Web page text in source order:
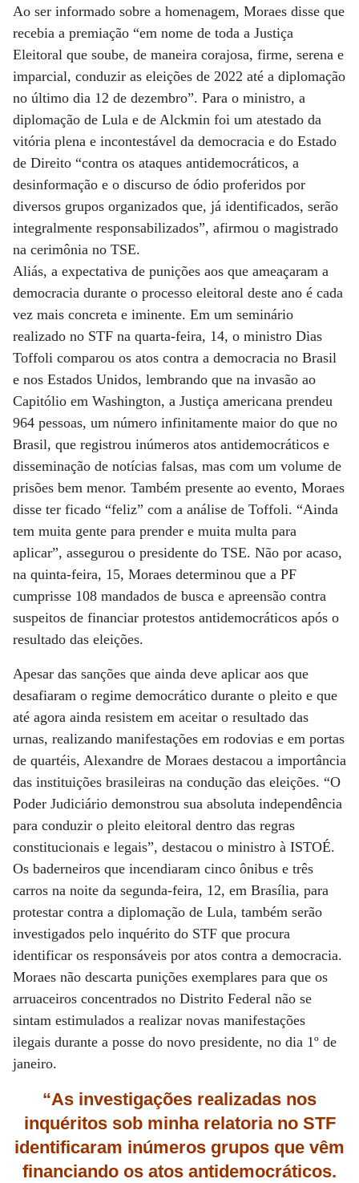
Ao ser informado sobre a homenagem, Moraes disse que
recebia a premiação “em nome de toda a Justiça
Eleitoral que soube, de maneira corajosa, firme, serena e
imparcial, conduzir as eleições de 2022 até a diplomação
no último dia 12 de dezembro”. Para o ministro, a
diplomação de Lula e de Alckmin foi um atestado da
vitória plena e incontestável da democracia e do Estado
de Direito “contra os ataques antidemocráticos, a
desinformação e o discurso de ódio proferidos por
diversos grupos organizados que, já identificados, serão
integralmente responsabilizados”, afirmou o magistrado
na cerimônia no TSE.
Aliás, a expectativa de punições aos que ameaçaram a
democracia durante o processo eleitoral deste ano é cada
vez mais concreta e iminente. Em um seminário
realizado no STF na quarta-feira, 14, o ministro Dias
Toffoli comparou os atos contra a democracia no Brasil
e nos Estados Unidos, lembrando que na invasão ao
Capitólio em Washington, a Justiça americana prendeu
964 pessoas, um número infinitamente maior do que no
Brasil, que registrou inúmeros atos antidemocráticos e
disseminação de notícias falsas, mas com um volume de
prisões bem menor. Também presente ao evento, Moraes
disse ter ficado “feliz” com a análise de Toffoli. “Ainda
tem muita gente para prender e muita multa para
aplicar”, assegurou o presidente do TSE. Não por acaso,
na quinta-feira, 15, Moraes determinou que a PF
cumprisse 108 mandados de busca e apreensão contra
suspeitos de financiar protestos antidemocráticos após o
resultado das eleições.
Apesar das sanções que ainda deve aplicar aos que
desafiaram o regime democrático durante o pleito e que
até agora ainda resistem em aceitar o resultado das
urnas, realizando manifestações em rodovias e em portas
de quartéis, Alexandre de Moraes destacou a importância
das instituições brasileiras na condução das eleições. “O
Poder Judiciário demonstrou sua absoluta independência
para conduzir o pleito eleitoral dentro das regras
constitucionais e legais”, destacou o ministro à ISTOÉ.
Os baderneiros que incendiaram cinco ônibus e três
carros na noite da segunda-feira, 12, em Brasília, para
protestar contra a diplomação de Lula, também serão
investigados pelo inquérito do STF que procura
identificar os responsáveis por atos contra a democracia.
Moraes não descarta punições exemplares para que os
arruaceiros concentrados no Distrito Federal não se
sintam estimulados a realizar novas manifestações
ilegais durante a posse do novo presidente, no dia 1º de
janeiro.
“As investigações realizadas nos
inquéritos sob minha relatoria no STF
identificaram inúmeros grupos que vêm
financiando os atos antidemocráticos.